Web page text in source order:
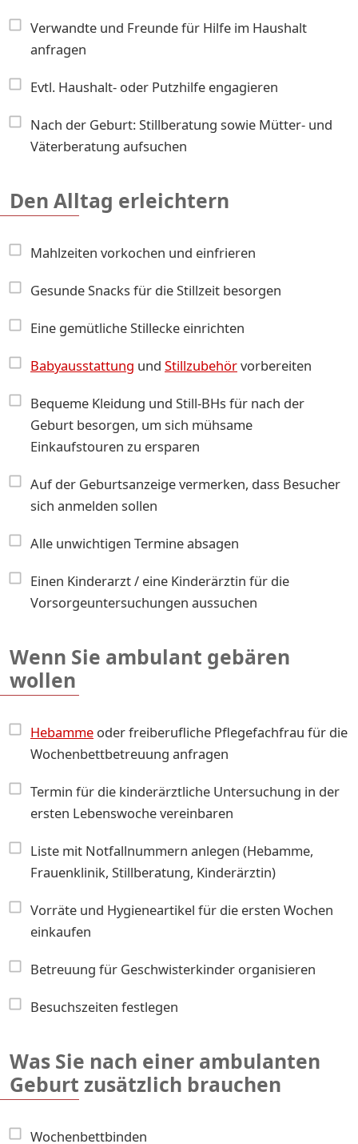
Verwandte und Freunde für Hilfe im Haushalt
anfragen
Evtl. Haushalt- oder Putzhilfe engagieren
Nach der Geburt: Stillberatung sowie Mütter- und
Väterberatung aufsuchen
Den Alltag erleichtern
Mahlzeiten vorkochen und einfrieren
Gesunde Snacks für die Stillzeit besorgen
Eine gemütliche Stillecke einrichten
Babyausstattung und Stillzubehörvorbereiten
Bequeme Kleidung und Still-BHs für nach der
Geburt besorgen, um sich mühsame
Einkaufstouren zu ersparen
Auf der Geburtsanzeige vermerken, dass Besucher
sich anmelden sollen
Alle unwichtigen Termine absagen
Einen Kinderarzt / eine Kinderärztin für die
Vorsorgeuntersuchungen aussuchen
Wenn Sie ambulant gebären
wollen
Hebamme oder freiberufliche Pflegefachfrau für die
Wochenbettbetreuung anfragen
Termin für die kinderärztliche Untersuchung in der
ersten Lebenswoche vereinbaren
Liste mit Notfallnummern anlegen (Hebamme,
Frauenklinik, Stillberatung, Kinderärztin)
Vorräte und Hygieneartikel für die ersten Wochen
einkaufen
Betreuung für Geschwisterkinder organisieren
Besuchszeiten festlegen
Was Sie nach einer ambulanten
Geburt zusätzlich brauchen
Wochenbettbinden